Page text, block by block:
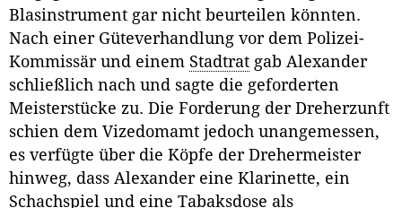
Blasinstrument gar nicht beurteilen könnten.
Nach einer Güteverhandlung vor dem Polizei-
Kommissär und einem Stadtrat gab Alexander
schließlich nach und sagte die geforderten
Meisterstücke zu. Die Forderung der Dreherzunft
schien dem Vizedomamt jedoch unangemessen,
es verfügte über die Köpfe der Drehermeister
hinweg, dass Alexander eine Klarinette, ein
Schachspiel und eine Tabaksdose als